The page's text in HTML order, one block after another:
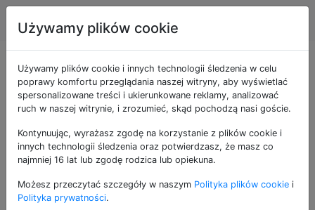
Produkcja gier
Pytania otagowane
jako memory-
efficiency
tak, aby zajmowały jak najmniejszą ilość pamięci,
zachowując jednocześnie pełną użyteczność.
Używamy plików cookie
Używamy plików cookie i innych technologii śledzenia w celu
poprawy komfortu przeglądania naszej witryny, aby wyświetlać
spersonalizowane treści i ukierunkowane reklamy, analizować
ruch w naszej witrynie, i zrozumieć, skąd pochodzą nasi goście.
Kontynuując, wyrażasz zgodę na korzystanie z plików cookie i
innych technologii śledzenia oraz potwierdzasz, że masz co
najmniej 16 lat lub zgodę rodzica lub opiekuna.
Możesz przeczytać szczegóły w naszym Polityka plików cookie i
Polityka prywatności.